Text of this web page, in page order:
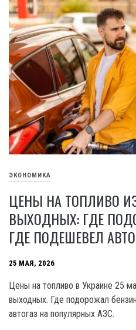
ЭКОНОМИКА
ЦЕНЫ НА ТОПЛИВО
ВЫХОДНЫХ: ГДЕ
ГДЕ ПОДЕШЕВЕЛ
25 МАЯ, 2026
Цены на топливо в Украине 25
выходных. Где подорожал
автогаз на популярных АЗС.